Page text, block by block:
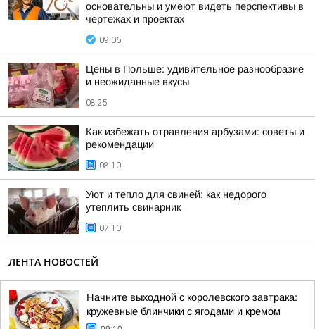
основательны и умеют видеть перспективы в
чертежах и проектах
09:06
Цены в Польше: удивительное разнообразие
и неожиданные вкусы
08:25
Как избежать отравления арбузами: советы и
рекомендации
08:10
Уют и тепло для свиней: как недорого
утеплить свинарник
07:10
ЛЕНТА НОВОСТЕЙ
Начните выходной с королевского завтрака:
кружевные блинчики с ягодами и кремом